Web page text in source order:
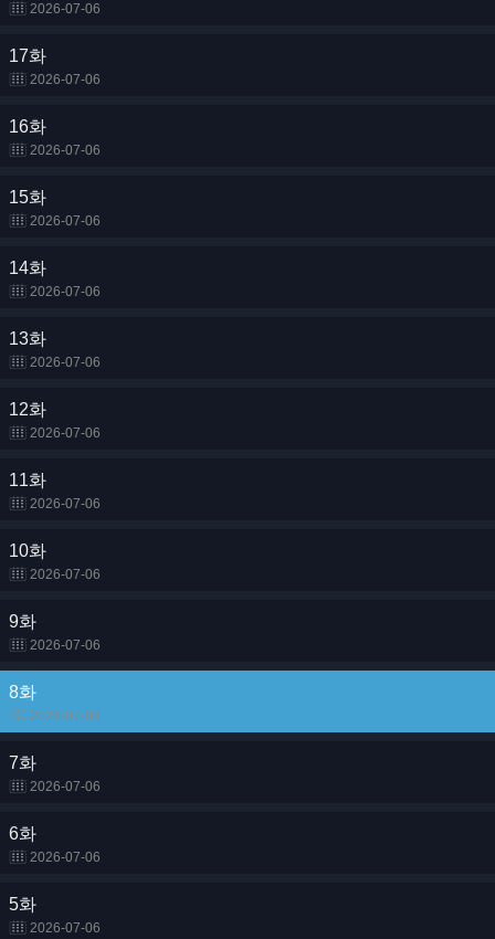
2026-07-06
17화
2026-07-06
16화
2026-07-06
15화
2026-07-06
14화
2026-07-06
13화
2026-07-06
12화
2026-07-06
11화
2026-07-06
10화
2026-07-06
9화
2026-07-06
8화
2026-07-06
7화
2026-07-06
6화
2026-07-06
5화
2026-07-06